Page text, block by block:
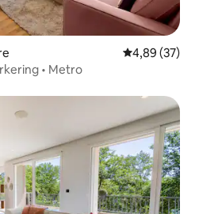
4,89 ud af 5 i
4,89 (37)
• Metro